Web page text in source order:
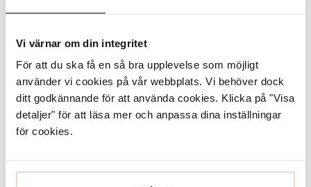
Vi värnar om din integritet
För att du ska få en så bra upplevelse som möjligt
använder vi cookies på vår webbplats. Vi behöver dock
ditt godkännande för att använda cookies. Klicka på "Visa
detaljer" för att läsa mer och anpassa dina inställningar
för cookies.
Produktbeskrivning
Dress Classic 15 från Ecco - tidlösa loafers med en klassisk
silhuett. Ovandel i mjukt och slitstarkt brunt skinn med
penny-strap över foten. Innerfoder i sammetslen
mikrofiber som skapar en skön och ...